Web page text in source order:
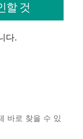
할 것
다.
바로 찾을 수 있